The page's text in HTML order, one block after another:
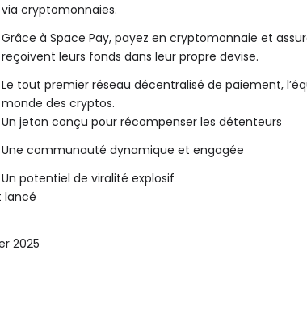
via cryptomonnaies.
Grâce à Space Pay, payez en cryptomonnaie et
reçoivent leurs fonds dans leur propre devise.
Le tout premier réseau décentralisé de paiement,
monde des cryptos.
Un jeton conçu pour récompenser les détenteurs
Une communauté dynamique et engagée
Un potentiel de viralité explosif
lancé
2025